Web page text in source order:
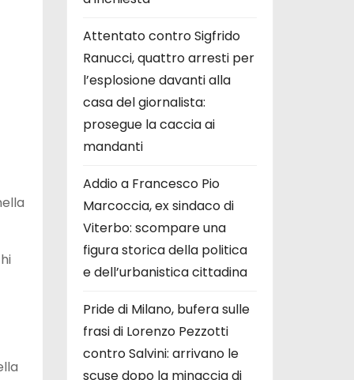
Attentato contro Sigfrido
Ranucci, quattro arresti per
l’esplosione davanti alla
casa del giornalista:
prosegue la caccia ai
mandanti
Addio a Francesco Pio
Marcoccia, ex sindaco di
Viterbo: scompare una
figura storica della politica
e dell’urbanistica cittadina
Pride di Milano, bufera sulle
frasi di Lorenzo Pezzotti
contro Salvini: arrivano le
scuse dopo la minaccia di